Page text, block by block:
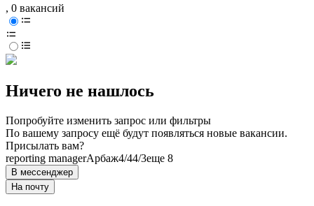
, 0 вакансий
Ничего не нашлось
Попробуйте изменить запрос или фильтры
По вашему запросу ещё будут появляться новые вакансии.
Присылать вам?
reporting managerАрбаж4/44/3еще 8
В мессенджер
На почту